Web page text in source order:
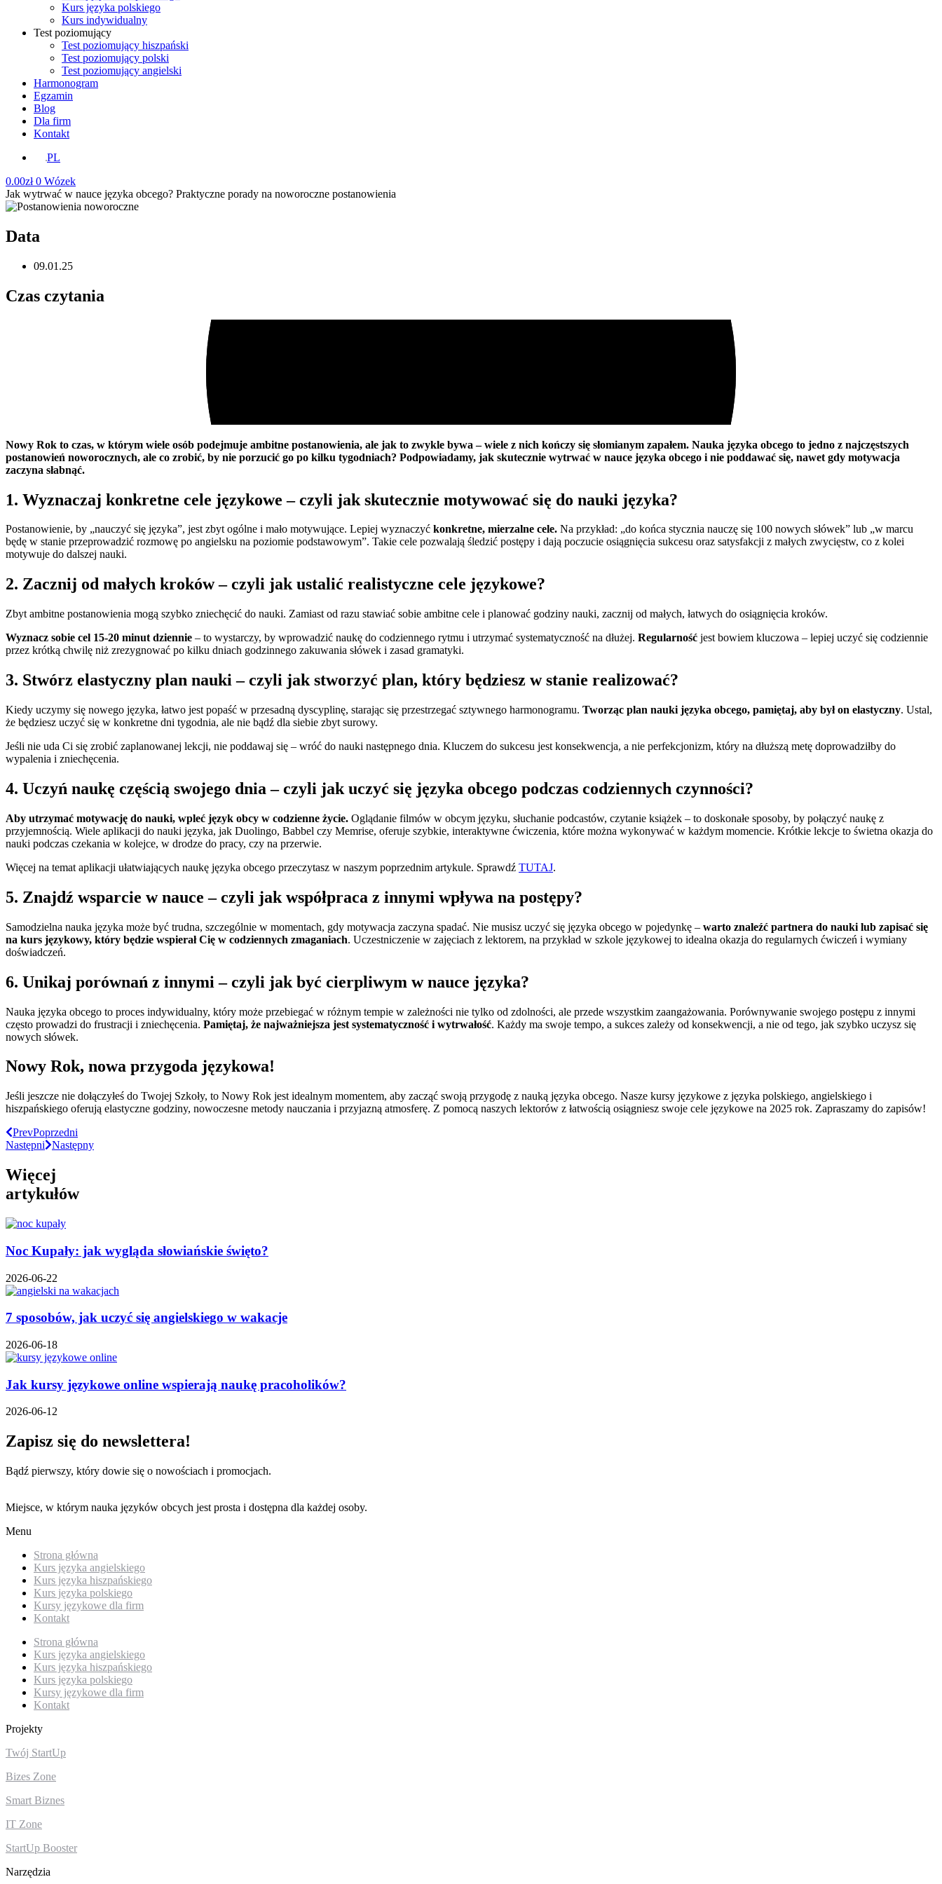
Kurs języka polskiego
Kurs indywidualny
Test poziomujący
Test poziomujący hiszpański
Test poziomujący polski
Test poziomujący angielski
Harmonogram
Egzamin
Blog
Dla firm
Kontakt
PL
0.00zł 0 Wózek
Jak wytrwać w nauce języka obcego? Praktyczne porady na noworoczne postanowienia
Data
09.01.25
Czas czytania
Nowy Rok to czas, w którym wiele osób podejmuje ambitne postanowienia, ale jak to zwykle bywa – wiele z nich kończy się słomianym zapałem. Nauka języka obcego to jedno z najczęstszych
postanowień noworocznych, ale co zrobić, by nie porzucić go po kilku tygodniach? Podpowiadamy, jak skutecznie wytrwać w nauce języka obcego i nie poddawać się, nawet gdy motywacja
zaczyna słabnąć.
1. Wyznaczaj konkretne cele językowe – czyli jak skutecznie motywować się do nauki języka?
Postanowienie, by „nauczyć się języka”, jest zbyt ogólne i mało motywujące. Lepiej wyznaczyć konkretne, mierzalne cele. Na przykład: „do końca stycznia nauczę się 100 nowych słówek” lub „w marcu
będę w stanie przeprowadzić rozmowę po angielsku na poziomie podstawowym”. Takie cele pozwalają śledzić postępy i dają poczucie osiągnięcia sukcesu oraz satysfakcji z małych zwycięstw, co z kolei
motywuje do dalszej nauki.
2. Zacznij od małych kroków – czyli jak ustalić realistyczne cele językowe?
Zbyt ambitne postanowienia mogą szybko zniechęcić do nauki. Zamiast od razu stawiać sobie ambitne cele i planować godziny nauki, zacznij od małych, łatwych do osiągnięcia kroków.
Wyznacz sobie cel 15-20 minut dziennie – to wystarczy, by wprowadzić naukę do codziennego rytmu i utrzymać systematyczność na dłużej. Regularność jest bowiem kluczowa – lepiej uczyć się codziennie
przez krótką chwilę niż zrezygnować po kilku dniach godzinnego zakuwania słówek i zasad gramatyki.
3. Stwórz elastyczny plan nauki – czyli jak stworzyć plan, który będziesz w stanie realizować?
Kiedy uczymy się nowego języka, łatwo jest popaść w przesadną dyscyplinę, starając się przestrzegać sztywnego harmonogramu. Tworząc plan nauki języka obcego, pamiętaj, aby był on elastyczny. Ustal,
że będziesz uczyć się w konkretne dni tygodnia, ale nie bądź dla siebie zbyt surowy.
Jeśli nie uda Ci się zrobić zaplanowanej lekcji, nie poddawaj się – wróć do nauki następnego dnia. Kluczem do sukcesu jest konsekwencja, a nie perfekcjonizm, który na dłuższą metę doprowadziłby do
wypalenia i zniechęcenia.
4. Uczyń naukę częścią swojego dnia – czyli jak uczyć się języka obcego podczas codziennych czynności?
Aby utrzymać motywację do nauki, wpleć język obcy w codzienne życie. Oglądanie filmów w obcym języku, słuchanie podcastów, czytanie książek – to doskonałe sposoby, by połączyć naukę z
przyjemnością. Wiele aplikacji do nauki języka, jak Duolingo, Babbel czy Memrise, oferuje szybkie, interaktywne ćwiczenia, które można wykonywać w każdym momencie. Krótkie lekcje to świetna okazja do
nauki podczas czekania w kolejce, w drodze do pracy, czy na przerwie.
Więcej na temat aplikacji ułatwiających naukę języka obcego przeczytasz w naszym poprzednim artykule. Sprawdź TUTAJ.
5. Znajdź wsparcie w nauce – czyli jak współpraca z innymi wpływa na postępy?
Samodzielna nauka języka może być trudna, szczególnie w momentach, gdy motywacja zaczyna spadać. Nie musisz uczyć się języka obcego w pojedynkę – warto znaleźć partnera do nauki lub zapisać się
na kurs językowy, który będzie wspierał Cię w codziennych zmaganiach. Uczestniczenie w zajęciach z lektorem, na przykład w szkole językowej to idealna okazja do regularnych ćwiczeń i wymiany
doświadczeń.
6. Unikaj porównań z innymi – czyli jak być cierpliwym w nauce języka?
Nauka języka obcego to proces indywidualny, który może przebiegać w różnym tempie w zależności nie tylko od zdolności, ale przede wszystkim zaangażowania. Porównywanie swojego postępu z innymi
często prowadzi do frustracji i zniechęcenia. Pamiętaj, że najważniejsza jest systematyczność i wytrwałość. Każdy ma swoje tempo, a sukces zależy od konsekwencji, a nie od tego, jak szybko uczysz się
nowych słówek.
Nowy Rok, nowa przygoda językowa!
Jeśli jeszcze nie dołączyłeś do Twojej Szkoły, to Nowy Rok jest idealnym momentem, aby zacząć swoją przygodę z nauką języka obcego. Nasze kursy językowe z języka polskiego, angielskiego i
hiszpańskiego oferują elastyczne godziny, nowoczesne metody nauczania i przyjazną atmosferę. Z pomocą naszych lektorów z łatwością osiągniesz swoje cele językowe na 2025 rok. Zapraszamy do zapisów!
PrevPoprzedni
Następni
Następny
Więcej
artykułów
Noc Kupały: jak wygląda słowiańskie święto?
2026-06-22
7 sposobów, jak uczyć się angielskiego w wakacje
2026-06-18
Jak kursy językowe online wspierają naukę pracoholików?
2026-06-12
Zapisz się do newslettera!
Bądź pierwszy, który dowie się o nowościach i promocjach.
Miejsce, w którym nauka języków obcych jest prosta i dostępna dla każdej osoby.
Menu
Strona główna
Kurs języka angielskiego
Kurs języka hiszpańskiego
Kurs języka polskiego
Kursy językowe dla firm
Kontakt
Strona główna
Kurs języka angielskiego
Kurs języka hiszpańskiego
Kurs języka polskiego
Kursy językowe dla firm
Kontakt
Projekty
Twój StartUp
Bizes Zone
Smart Biznes
IT Zone
StartUp Booster
Narzędzia